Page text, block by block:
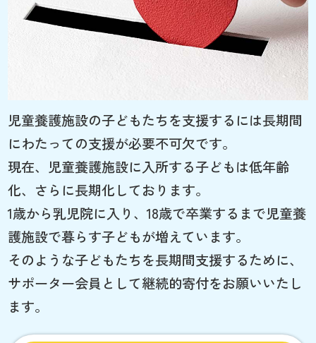
児童養護施設の子どもたちを支援するには長期間
にわたっての支援が必要不可欠です。
現在、児童養護施設に入所する子どもは低年齢
化、さらに長期化しております。
1歳から乳児院に入り、18歳で卒業するまで児童養
護施設で暮らす子どもが増えています。
そのような子どもたちを長期間支援するために、
サポーター会員として継続的寄付をお願いいたし
ます。